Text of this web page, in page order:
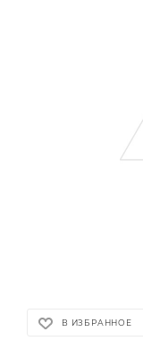
В ИЗБРАННОЕ